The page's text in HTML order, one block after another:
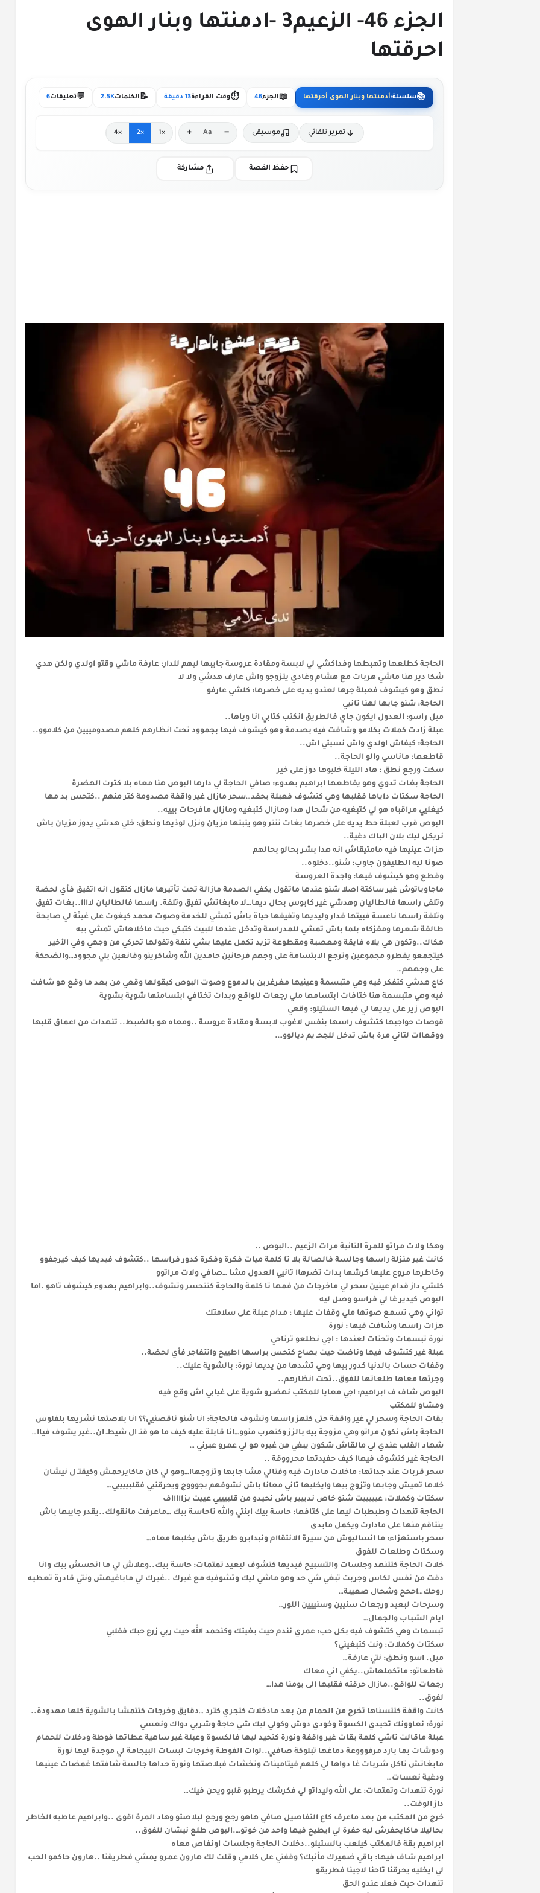
الجزء 46- الزعيم3 -ادمنتها وبنار الهوى
احرقتها
📚سلسلة:أدمنتها وبنار الهوى أحرقتها 📖الجزء46
⏱️وقت القراءة13 دقيقة 📝الكلمات2.5K
💬تعليقات6
تمرير تلقائي موسيقى −
Aa
+
×1
×2
×4
حفظ القصة مشاركة
الحاجة كطلعها وتهبطها وفداكشي لي لابسة ومقادة عروسة جايبها ليهم للدار: عارفة ماشي وقتو اولدي ولكن هدي
شكا دير هنا ماشي هربات مع هشام وغادي يتزوجو واش عارف هدشي ولا لا
نطق وهو كيشوف فعبلة جرها لعندو يديه على خصرها: كلشي عارفو
الحاجة: شنو جابها لهنا تانيي
ميل راسو: العدول ايكون جاي فالطريق انكتب كتابي انا وياها..
عبلة زادت كملات بكلامو وشافت فيه بصدمة وهو كيشوف فيها بجموود تحت انظارهم كلهم مصدومييين من كلاموو..
الحاجة: كيفاش اولدي واش نسيتي اش..
قاطعها: ماناسي والو الحاجة..
سكت ورجع نطق : هاد الليلة خليوها دوز على خير
الحاجة بغات تدوي وهو يقاطعها ابراهيم بهدوء: صافي الحاجة لي دارها البوص هنا معاه بلا كترت الهضرة
الحاجة سكتات داياها فقلبها وهي كتشوف فعبلة بحقد…سحر مازال غير واقفة مصدومة كتر منهم ..كتحس بد مها
كيغليي مراقباه هو لي كتبغيه من شحال هدا ومازال كتبغيه ومازال مافرحات بييه..
البوص قرب لعبلة حط يديه على خصرها بغات تنتر وهو يتبتها مزيان ونزل لوذيها ونطق: خلي هدشي يدوز مزيان باش
نريكل ليك بلان الباك دغية..
هزات عينيها فيه مامتيقاش انه هدا بشر بحالو بحالهم
صونا ليه الطليفون جاوب: شنو..دخلوه..
وقطع وهو كيشوف فيها: واجدة العروسة
ماجاوباتوش غير ساكتة اصلا شنو عندها ماتقول يكفي الصدمة مازالة تحت تأتيرها مازال كتقول انه اتفيق فأي لحضة
وتلقى راسها فالطاليان وهدشي غير كابوس بحال ديما…لا مابغاتش تفيق وتلقة. راسها فالطاليان لاااا..بغات تفيق
وتلقة راسها ناعسة فبيتها فدار وليديها وتفيقها حياة باش تمشي للخدمة وصوت محمد كيغوت على غيثة لي صابحة
طالقة شعرها ومفزكاه بلما باش تمشي للمدراسة وتدخل عندها للبيت كتبكي حيت ماخلاهاش تمشي بيه
هكاك..وتكون هي يلاه فايقة ومعصبة ومقطوعة تزيد تكمل عليها بشي نتفة وتقولها تحركي من وجهي وفي الأخير
كيتجمعو يفطرو مجموعين وترجع الابتسامة على وجهم فرحانين حامدين الله وشاكرينو وقانعين بلي مجوود…والضحكة
على وجههم…
كاع هدشي كتفكر فيه وهي متبسمة وعينيها مغرغرين بالدموع وصوت البوص كيقولها وقعي من بعد ما وقع هو شافت
فيه وهي متبسمة هنا ختافات ابتسامها ملي رجعات للواقع وبدات تختافي ابتسامتها شوية بشوية
البوص زير على يديها لي فيها الستيلو: وقعي
قوصات حواجبها كتشوف راسها بنفس لاغوب لابسة ومقادة عروسة ..ومعاه هو بالضبط.. تنهدات من اعماق قلبها
ووقعاات لتاني مرة باش تدخل للجحـ يم ديالوو….
وهكا ولات مراتو للمرة التانية مرات الزعيم ..البوص ..
كانت غير منزلة راسها وجالسة فالصالة بلا تا كلمة ميات فكرة وفكرة كدور فراسها ..كتشوف فيديها كيف كيرجفوو
وخاطرها مروع عليها كرشها بدات تضرهاا تانيي العدول مشا …صافي ولات مراتوو
كلشي داز قدام عينين سحر لي ماخرجات من فمها تا كلمة والحاجة كتتحسر وتشوف..وابراهيم بهدوء كيشوف تاهو .اما
البوص كيدير غا لي فراسو وصل ليه
تواني وهي تسمع صوتها ملي وقفات عليها : مدام عبلة على سلامتك
هزات راسها وشافت فيها : نورة
نورة تبسمات وتحنات لعندها : اجي نطلعو ترتاحي
عبلة غير كتشوف فيها وناضت حيت بصاح كتحس براسها اطييح واتنفاجر فأي لحضة..
وقفات حسات بالدنيا كدور بيها وهي تشدها من يديها نورة: بالشوية عليك..
وجرتها معاها طلعاتها للفوق..تحت انظارهم..
البوص شاف ف ابراهيم: اجي معايا للمكتب نهضرو شوية على غيابي اش وقع فيه
ومشاو للمكتب
بقات الحاجة وسحر لي غير واقفة حتى كتهز راسها وتشوف فالحاجة: انا شنو ناقصنيي؟؟ انا بلاصتها نشريها بلفلوس
الحاجة باش نكون مراتو وهي مزوجة بيه بالزز وكتهرب منوو…انا قابلة عليه كيف ما هو قتـ ال شيطـ ان..غير يشوف فياا…
شهاد القلب عندي لي مالقاش شكون يبغي من غيره هو لي عمرو عبرني …
الحاجة غير كتشوف فيهاا كيف حفيدتها محرووقة ..
سحر قربات عند جداتها: ماخلات مادارت فيه وفتالي مشا جابها وتزوجهاا…وهو لي كان ماكايرحمش وكيقتـ ل نيشان
خلاها تعيش وجابها وتزوج بيها وايخليها تاني معانا باش نشوفهم بجوووج ويحرقنيي فقلبييييي…
سكتات وكملات: عيييييت شنو خاص ندييير باش نحيدو من قلبيييي عييت بزاااااف
الحاجة تنهدات وطبطبات ليها على كتافها: حاسة بيك ابنتي والله تاحاسة بيك …ماعرفت مانقولك..يقدر جايبها باش
ينتاقم منها على مادارت ويكمل مابدى
سحر باستهزاء: ما انساليوش من سيرة الانتقاام ونبدابرو طريق باش يخلبها معاه…
وسكتات وطلعات للفوق
خلات الحاجة كتتنهد وجلسات والتسبيح فيديها كتشوف لبعيد تمتمات: حاسة بيك..وعلاش لي ما انحسش بيك وانا
دقت من نفس لكاس وجربت تبغي شي حد وهو ماشي ليك وتشوفيه مع غيرك ..غيرك لي ماباغيهش ونتي قادرة تعطيه
روحك…اححح وشحال صعيبة…
وسرحات لبعيد ورجعات سنيين وسنييين اللور…
ايام الشباب والجمال…
تبسمات وهي كتشوف فيه بكل حب: عمري نندم حيت بغيتك وكنحمد الله حيت ربي زرع حبك فقلبي
سكتات وكملات: ونت كتبغيني؟
ميل. اسو ونطق: نتي عارفة…
قاطعاتو: ماتكملهاش..يكفي اني معاك
رجعات للواقع..مازال حرقته فقلبها الى يومنا هدا…
لفوق..
كانت واقفة كتتسناها تخرج من الحمام من بعد مادخلات كتجري كترد …دقايق وخرجات كتتمشا بالشوية كلها مهدودة..
نورة: نعاوونك تحيدي الكسوة وخودي دوش وكولي ليك شي حاجة وشربي دواك ونعسي
عبلة ماقالت تاشي كلمة بقات غير واقفة ونورة كتحيد ليها فالكسوة وعبلة غير ساهية عطاتها فوطة ودخلات للحمام
ودوشات بما بارد مرفوووعة دماغها تبلوكة صافيي..لوات الفوطة وخرجات لبسات البيجامة لي موجدة ليها نورة
مابغاتش تاكل شربات غا دواها لي كلهم فيتامينات وتخشات فبلاصتها ونورة حداها جالسة شافتها غمضات عينيها
ودغية نعسات…
نورة تنهدات وتمتمات: على الله وليداتو لي فكرشك يرطبو قلبو ويحن فيك…
داز الوقت..
خرج من المكتب من بعد ماعرف كاع التفاصيل صافي هاهو رجع ورجع لبلاصتو وهاد المرة اقوى ..وابراهيم عاطيه الخاطر
بحاليلا ماكايحفرش ليه حفرة لي ايطيح فيها واحد من خوتو….البوص طلع نيشان للفوق..
ابراهيم بقة فالمكتب كيلعب بالستيلو..دخلات الحاجة وجلسات اونفاص معاه
ابراهيم شاف فيها: باقي ضميرك مأنبك؟ وقفتي على كلامي وقلت لك هارون عمرو يمشي فطريقنا ..هارون حاكمو الحب
لي ايخليه يحرقنا تاحنا لاجينا فطريقو
تنهدات حيت فعلا عندو الحق